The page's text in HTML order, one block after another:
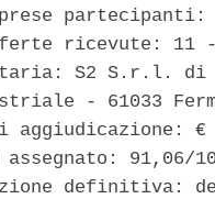
ricevute: 11
S2 S.r.l.
- 61033
aggiudicazione:
assegnato: 91,06/
definitiva: